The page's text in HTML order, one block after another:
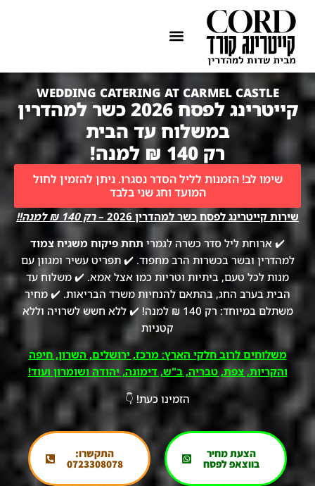
WEDDING CATERING AT CARMEL CASTLE
קייטרינג לפסח 2026 כשר למהדרין
במשלוח עד הבית
רק 140 ₪ למנה!
שימו לב! הזמנות לליל הסדר נסגרו. ניתן להזמין לחול
המועד וחג שני בלבד
שירות קייטרינג לפסח כשר למהדרין 2026 –
רק 140 ₪ למנה!!
✔️ ארוחת ליל סדר כשרה לגמרי תחת פיקוח משגיח צמוד
למהדרין ובשר בכשרות הרב מחפוד. ✔️ תפריט עשיר ומגוון עם
מנות לכל טעם, ביתיות וטריות כמו אצל אמא. ✔️ משלוח עד
הבית בערב החג, בהתאם להנחיות משרד הבריאות. ✔️ מחיר
משתלם במיוחד: רק 140 ₪ למנה! ✔️ ללא חשש לשרויה וללא
קטניות
משלוחים לרוב חלקי הארץ: מרכז, ירושלים, השרון, חיפה
והקריות, צפת, טבריה, ב"ש, דימונה, יהודה ושומרון ועוד!
הזמינו כעת! 👇
הצעת מחיר
בווצאפ לפסח
התקשרו:
0723308078